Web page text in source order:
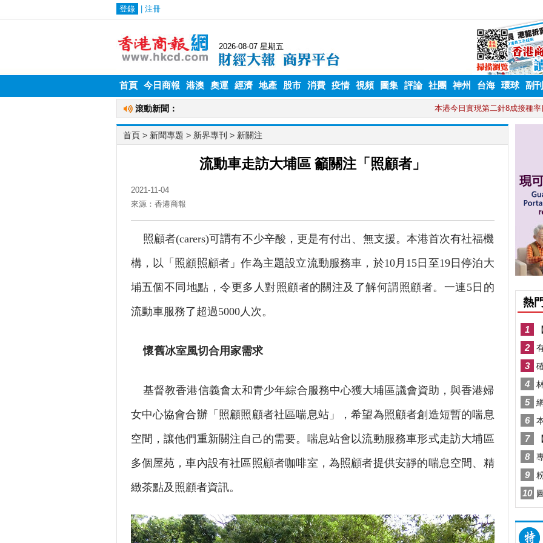
首頁 今日商報 港澳 奧運 經濟 地產 股市 消費 疫情 視頻 圖集 評論 社團 神州 台海 環球 副刊
首頁 > 新聞專題 > 新界專刊 > 新關注
流動車走訪大埔區 籲關注「照顧者」
2021-11-04
來源：香港商報
照顧者(carers)可謂有不少辛酸，更是有付出、無支援。本港首次有社福機
構，以「照顧照顧者」作為主題設立流動服務車，於10月15日至19日停泊大
埔五個不同地點，令更多人對照顧者的關注及了解何謂照顧者。一連5日的
流動車服務了超過5000人次。
懷舊冰室風切合用家需求
基督教香港信義會太和青少年綜合服務中心獲大埔區議會資助，與香港婦
女中心協會合辦「照顧照顧者社區喘息站」，希望為照顧者創造短暫的喘息
空間，讓他們重新關注自己的需要。喘息站會以流動服務車形式走訪大埔區
多個屋苑，車內設有社區照顧者咖啡室，為照顧者提供安靜的喘息空間、精
緻茶點及照顧者資訊。